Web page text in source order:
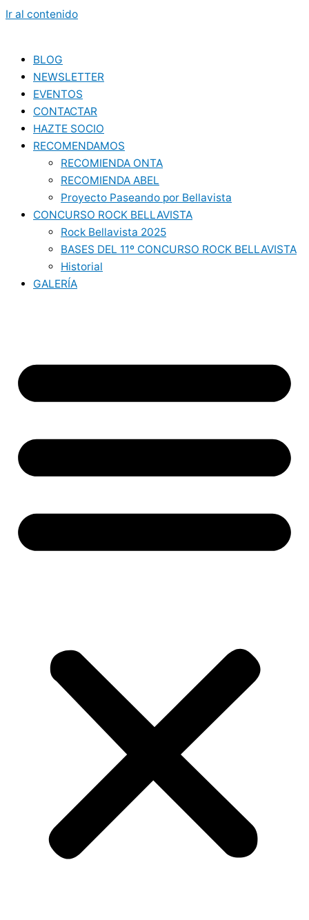
Ir al contenido
BLOG
NEWSLETTER
EVENTOS
CONTACTAR
HAZTE SOCIO
RECOMENDAMOS
RECOMIENDA ONTA
RECOMIENDA ABEL
Proyecto Paseando por Bellavista
CONCURSO ROCK BELLAVISTA
Rock Bellavista 2025
BASES DEL 11º CONCURSO ROCK BELLAVISTA
Historial
GALERÍA